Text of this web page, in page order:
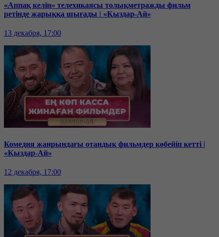
«Аппақ келін» телехикаясы толықметражды фильм
ретінде жарыққа шығады | «Қыздар-Ай»
13 декабря, 17:00
Комедия жанрындағы отандық фильмдер көбейіп кетті |
«Қыздар-Ай»
12 декабря, 17:00